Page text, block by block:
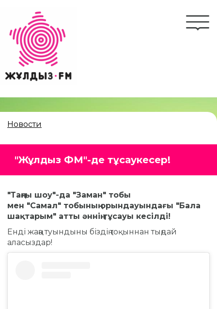
основному
содержанию
Новости
"Жұлдыз ФМ"-де тұсаукесер!
"Таңғы шоу"-да "Заман" тобы
мен "Самал" тобының орындауындағы "Бала
шақтарым" атты әннің тұсауы кесілді!
Енді жаңа туындыны біздің тоқыннан тыңдай
аласыздар!